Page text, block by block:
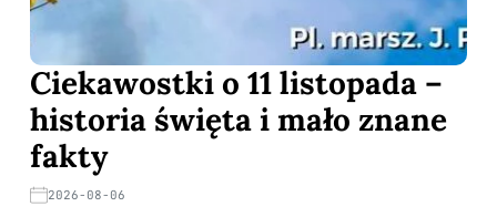
Ciekawostki o 11 listopada –
historia święta i mało znane
fakty
2026-08-06